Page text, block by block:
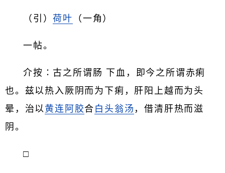
（引）荷叶 （一角）
一帖。
介按∶古之所谓肠 下血，即今之所谓赤痢
也。兹以热入厥阴而为下痢，肝阳上越而为头
晕，治以黄连 阿胶合 白头翁汤 ，借清肝热而滋
阴。
□